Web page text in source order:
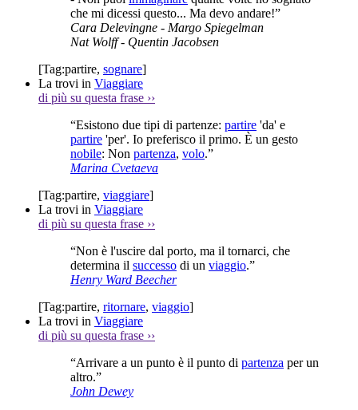
che mi dicessi questo... Ma devo andare!”
Cara Delevingne - Margo Spiegelman
Nat Wolff- Quentin Jacobsen
[Tag:partire, sognare]
La trovi in Viaggiare
di più su questa frase ››
“Esistono due tipi di partenze: partire 'da' e
partire 'per'. Io preferisco il primo. È un gesto
nobile: Non partenza, volo.”
Marina Cvetaeva
[Tag:partire, viaggiare]
La trovi in Viaggiare
di più su questa frase ››
“Non è l'uscire dal porto, ma il tornarci, che
determina il successo di un viaggio.”
Henry Ward Beecher
[Tag:partire, ritornare, viaggio]
La trovi in Viaggiare
di più su questa frase ››
“Arrivare a un punto è il punto di partenza per un
altro.”
John Dewey